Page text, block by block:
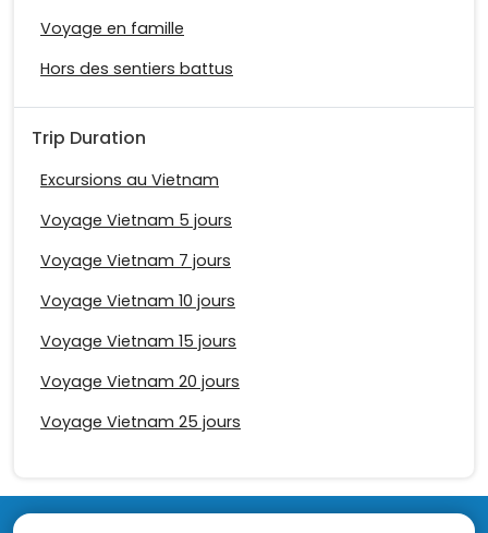
Voyage en famille
Hors des sentiers battus
Trip Duration
Excursions au Vietnam
Voyage Vietnam 5 jours
Voyage Vietnam 7 jours
Voyage Vietnam 10 jours
Voyage Vietnam 15 jours
Voyage Vietnam 20 jours
Voyage Vietnam 25 jours